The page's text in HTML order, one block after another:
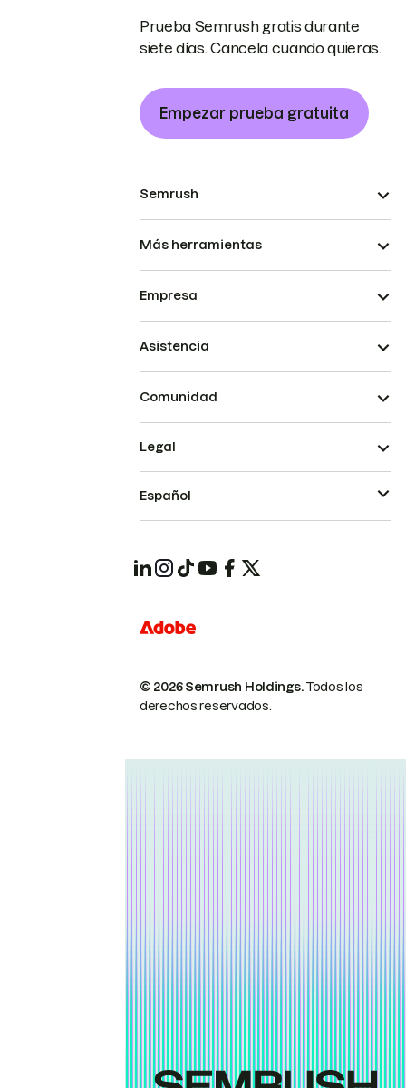
Prueba Semrush gratis durante
siete días. Cancela cuando quieras.
Empezar prueba gratuita
Semrush
Más herramientas
Empresa
Asistencia
Comunidad
© 2026 Semrush Holdings.Todos los
derechos reservados.
Legal
Español